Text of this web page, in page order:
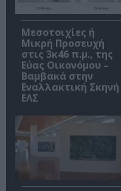
Μεσοτοιχίες ή
Μικρή Προσευχή
στις 3κ46 π.μ., της
Εύας Οικονόμου –
Βαμβακά στην
Εναλλακτική Σκηνή
ΕΛΣ